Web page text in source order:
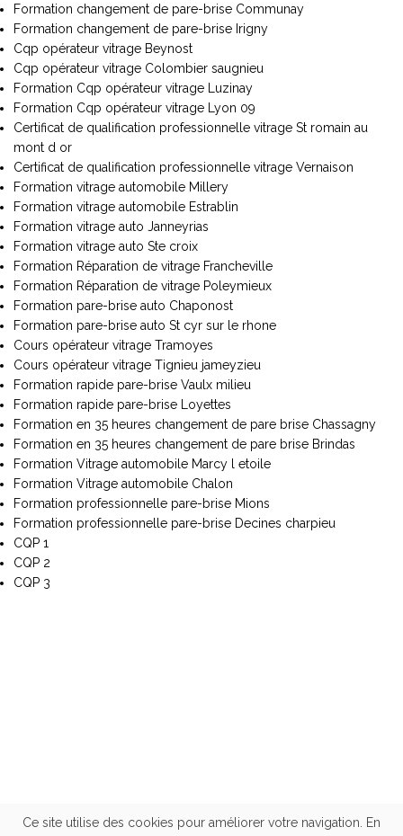
Formation changement de pare-brise Communay
Formation changement de pare-brise Irigny
Cqp opérateur vitrage Beynost
Cqp opérateur vitrage Colombier saugnieu
Formation Cqp opérateur vitrage Luzinay
Formation Cqp opérateur vitrage Lyon 09
Certificat de qualification professionnelle vitrage St romain au
mont d or
Certificat de qualification professionnelle vitrage Vernaison
Formation vitrage automobile Millery
Formation vitrage automobile Estrablin
Formation vitrage auto Janneyrias
Formation vitrage auto Ste croix
Formation Réparation de vitrage Francheville
Formation Réparation de vitrage Poleymieux
Formation pare-brise auto Chaponost
Formation pare-brise auto St cyr sur le rhone
Cours opérateur vitrage Tramoyes
Cours opérateur vitrage Tignieu jameyzieu
Formation rapide pare-brise Vaulx milieu
Formation rapide pare-brise Loyettes
Formation en 35 heures changement de pare brise Chassagny
Formation en 35 heures changement de pare brise Brindas
Formation Vitrage automobile Marcy l etoile
Formation Vitrage automobile Chalon
Formation professionnelle pare-brise Mions
Formation professionnelle pare-brise Decines charpieu
CQP 1
CQP 2
CQP 3
Ce site utilise des cookies pour améliorer votre navigation. En